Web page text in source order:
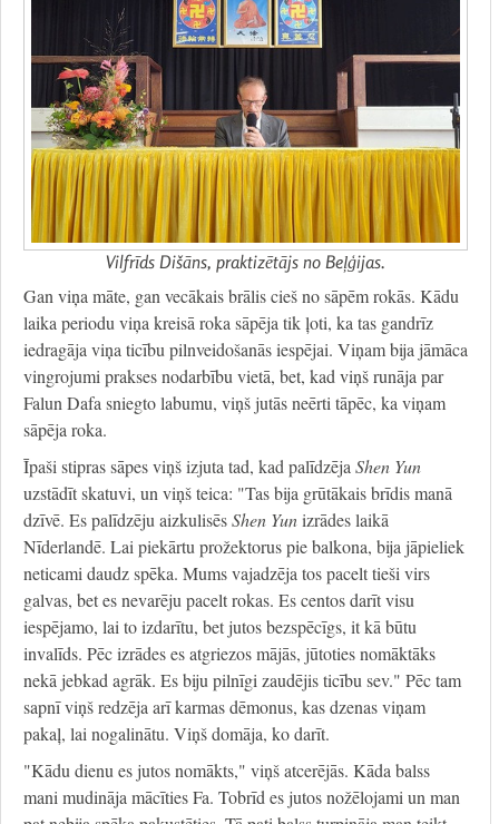
Vilfrīds Dišāns, praktizētājs no Beļģijas.
Gan viņa māte, gan vecākais brālis cieš no sāpēm rokās. Kādu
laika periodu viņa kreisā roka sāpēja tik ļoti, ka tas gandrīz
iedragāja viņa ticību pilnveidošanās iespējai. Viņam bija jāmāca
vingrojumi prakses nodarbību vietā, bet, kad viņš runāja par
Falun Dafa sniegto labumu, viņš jutās neērti tāpēc, ka viņam
sāpēja roka.
Īpaši stipras sāpes viņš izjuta tad, kad palīdzēja Shen Yun
uzstādīt skatuvi, un viņš teica: "Tas bija grūtākais brīdis manā
dzīvē. Es palīdzēju aizkulisēsShen Yunizrādes laikā
Nīderlandē. Lai piekārtu prožektorus pie balkona, bija jāpieliek
neticami daudz spēka. Mums vajadzēja tos pacelt tieši virs
galvas, bet es nevarēju pacelt rokas. Es centos darīt visu
iespējamo, lai to izdarītu, bet jutos bezspēcīgs, it kā būtu
invalīds. Pēc izrādes es atgriezos mājās, jūtoties nomāktāks
nekā jebkad agrāk. Es biju pilnīgi zaudējis ticību sev." Pēc tam
sapnī viņš redzēja arī karmas dēmonus, kas dzenas viņam
pakaļ, lai nogalinātu. Viņš domāja, ko darīt.
"Kādu dienu es jutos nomākts," viņš atcerējās. Kāda balss
mani mudināja mācīties Fa. Tobrīd es jutos nožēlojami un man